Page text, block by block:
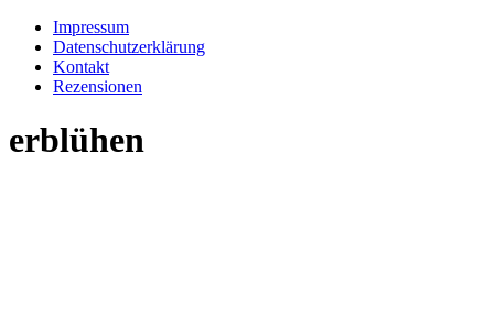
Impressum
Datenschutzerklärung
Kontakt
Rezensionen
erblühen